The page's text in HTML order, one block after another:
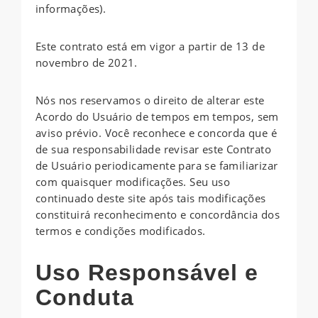
informações).
Este contrato está em vigor a partir de 13 de
novembro de 2021.
Nós nos reservamos o direito de alterar este
Acordo do Usuário de tempos em tempos, sem
aviso prévio. Você reconhece e concorda que é
de sua responsabilidade revisar este Contrato
de Usuário periodicamente para se familiarizar
com quaisquer modificações. Seu uso
continuado deste site após tais modificações
constituirá reconhecimento e concordância dos
termos e condições modificados.
Uso Responsável e
Conduta